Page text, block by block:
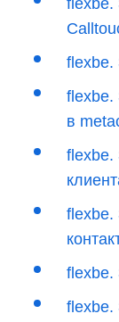
flexbe.
flexbe.
flexbe.
в
flexbe.
flexbe.
flexbe.
flexbe.